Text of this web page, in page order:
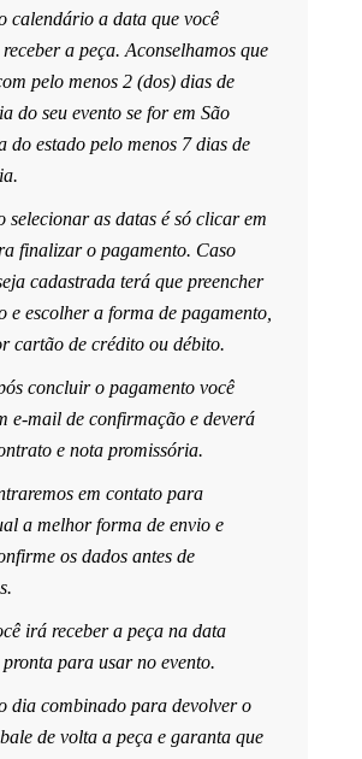
calendário a data que você
a peça. Aconselhamos que
pelo menos 2 (dos) dias de
do seu evento se for em São
do estado pelo menos 7 dias de
selecionar as datas é só clicar em
finalizar o pagamento. Caso
cadastrada terá que preencher
e escolher a forma de pagamento,
cartão de crédito ou débito.
concluir o pagamento você
e-mail de confirmação e deverá
e nota promissória.
em contato para
a melhor forma de envio e
os dados antes de
irá receber a peça na data
para usar no evento.
dia combinado para devolver o
de volta a peça e garanta que